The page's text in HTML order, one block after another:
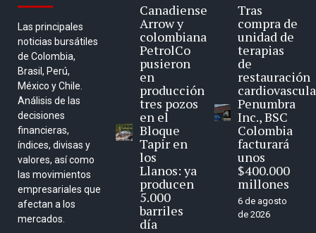
Las principales
noticias bursátiles
de Colombia,
Brasil, Perú,
México y Chile.
Análisis de las
decisiones
financieras,
índices, divisas y
valores, así como
las movimientos
empresariales que
afectan a los
mercados.
Canadiense
Arrow y
colombiana
PetrolCo
pusieron
en
producción
tres pozos
en el
Bloque
Tapir en
los
Llanos: ya
producen
5.000
barriles
día
Tras
compra de
unidad de
terapias
de
restauración
Penumbra
Inc., BSC
Colombia
facturará
unos
$400.000
millones
6 de agosto
de 2026